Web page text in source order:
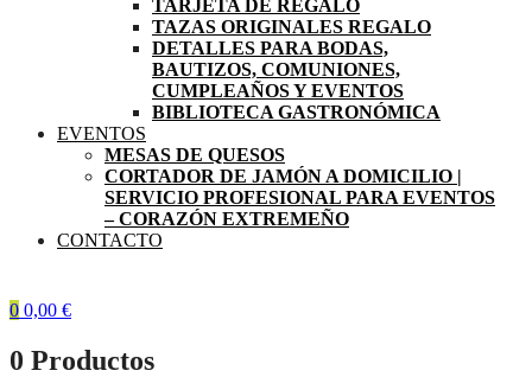
TARJETA DE REGALO
TAZAS ORIGINALES REGALO
DETALLES PARA BODAS,
BAUTIZOS, COMUNIONES,
CUMPLEAÑOS Y EVENTOS
BIBLIOTECA GASTRONÓMICA
EVENTOS
MESAS DE QUESOS
CORTADOR DE JAMÓN A DOMICILIO |
SERVICIO PROFESIONAL PARA EVENTOS
– CORAZÓN EXTREMEÑO
CONTACTO
0 0,00 €
0 Productos